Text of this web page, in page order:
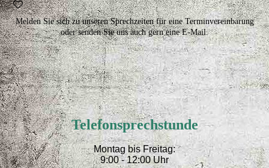
Melden Sie sich zu unseren Sprechzeiten für eine Terminvereinbarung
oder senden Sie uns auch gern eine E-Mail.
Telefonsprechstunde
Montag bis Freitag:
9:00 - 12:00 Uhr